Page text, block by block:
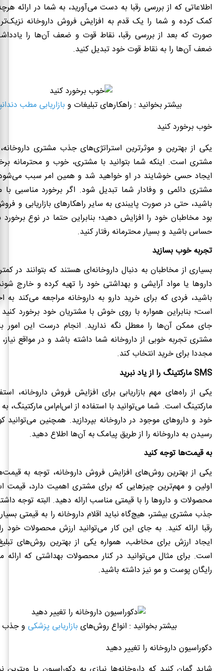
اطلاعاتی که از بررسی رقبا به دست می‌آورید، به شما در ارائه
کمک کرده و شما را یک قدم به افزایش فروش داروخانه
صورت که بعد از بررسی رقبا، نقاط قوت و ضعف آن‌ها را
ضعف آن‌ها را به نقاط قوت خود تبدیل کنید.
بیشتر بخوانید : راهکارهای تبلیغات وبازاریابی مطب
خوب برخورد کنید
یکی از بهترین و موثرترین استراتژی‌های جذب مشتری
مشتری است. اینکه شما بتوانید با مشتری، خوب و محترمانه
ایجاد حسی خوشایند در او خواهید شد و همین امر سبب
مشتری دائمی و وفادار شما تبدیل شود. اگر برخورد مناسبی با
باشید، حتی در صورت پایبندی به سایر راهکارهای بازاریابی و
بود مخاطبان خود را افزایش دهید؛ بنابراین حتما در نوع
حساس باشید و بسیار محترمانه رفتار کنید.
تجربه خوب بسازید
بسیاری از مخاطبان به دنبال داروخانه‌ای هستند که بتوانند در
داروها یا مواد آرایشی و بهداشتی خود را تهیه کرده و خارج
باشید، فردی که برای خرید دارو به داروخانه مراجعه می‌کند به
است؛ بنابراین همواره با روی خوش با مشتریان خود برخورد
جای ممکن آن‌ها را معطل نگه ندارید. انجام درست این امور
مشتری تجربه خوبی از داروخانه شما داشته باشد و در مواقع نیاز،
مجددا برای خرید انتخاب کند.
SMSمارکتینگ را از یاد نبرید
یکی از راه‌های مهم بازاریابی برای افزایش فروش داروخانه،
مارکتینگ است. شما می‌توانید با استفاده از اس‌ام‌اس مارکتینگ،
خود و داروهای موجود در داروخانه بپردازید. همچنین می‌توانید
رسیدن به داروخانه را از طریق پیامک به آن‌ها اطلاع دهید.
به قیمت‌ها توجه کنید
یکی از بهترین روش‌های افزایش فروش داروخانه، توجه به
اولین و مهم‌ترین چیزهایی که برای مشتری اهمیت دارد،
محصولات و داروها را با قیمتی مناسب ارائه دهید. البته توجه
جذب مشتری بیشتر، هیچ‌گاه نباید اقلام داروخانه را به قیمتی
رقبا ارائه کنید. به جای این کار می‌توانید ارزش محصولات خود
ایجاد ارزش برای مخاطب، همواره یکی از بهترین روش‌های
است. برای مثال می‌توانید در کنار محصولات بهداشتی که ارائه
رایگان پوست و مو نیز داشته باشید.
بیشتر بخوانید : انواع روش‌هایبازاریابی پزشکی و جذب
دکوراسیون داروخانه را تغییر دهید